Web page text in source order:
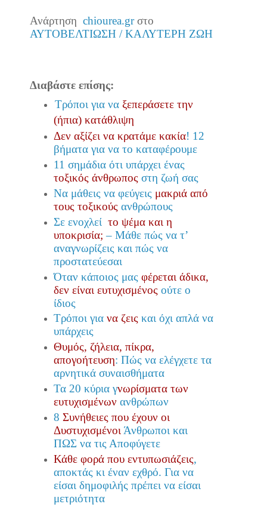
Ανάρτηση chiourea.grστο
ΑΥΤΟΒΕΛΤΙΩΣΗ / ΚΑΛΥΤΕΡΗ ΖΩΗ
Διαβάστε επίσης:
Τρόποι για να ξεπεράσετε την
(ήπια) κατάθλιψη
Δεν αξίζει να κρατάμε κακία! 12
βήματα για να το καταφέρουμε
11 σημάδια ότι υπάρχει ένας
τοξικός άνθρωπος στη ζωή σας
Να μάθεις να φεύγεις μακριά από
τους τοξικούς ανθρώπους
Σε ενοχλεί το ψέμα και η
υποκρισία;– Μάθε πώς να τ’
αναγνωρίζεις και πώς να
προστατεύεσαι
Όταν κάποιος μας φέρεται άδικα,
δεν είναι ευτυχισμένος ούτε ο
ίδιος
Τρόποι για να ζεις και όχι απλά να
υπάρχεις
Θυμός, ζήλεια, πίκρα,
απογοήτευση: Πώς να ελέγχετε τα
αρνητικά συναισθήματα
Τα 20 κύρια γνωρίσματα των
ευτυχισμένων ανθρώπων
8 Συνήθειες που έχουν οι
ΔυστυχισμένοιΆνθρωποι και
ΠΩΣ να τις Αποφύγετε
Κάθε φορά που εντυπωσιάζεις,
αποκτάς κι έναν εχθρό. Για να
είσαι δημοφιλής πρέπει να είσαι
μετριότητα